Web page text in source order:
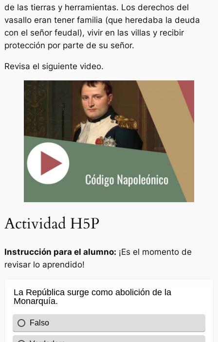
de las tierras y herramientas. Los derechos del
vasallo eran tener familia (que heredaba la deuda
con el señor feudal), vivir en las villas y recibir
protección por parte de su señor.
Revisa el siguiente video.
Actividad H5P
Instrucción para el alumno: ¡Es el momento de
revisar lo aprendido!